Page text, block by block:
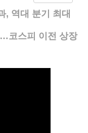
, 역대 분기 최대
코스피 이전 상장